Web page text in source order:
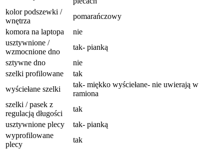
kolor podszewki /
wnętrza
pomarańczowy
komora na laptopa
nie
usztywnione /
wzmocnione dno
tak- pianką
sztywne dno
nie
szelki profilowane
tak
wyściełane szelki
tak- miękko wyściełane- nie uwierają w
ramiona
szelki / pasek z
regulacją długości
tak
usztywnione plecy
tak- pianką
wyprofilowane
plecy
tak